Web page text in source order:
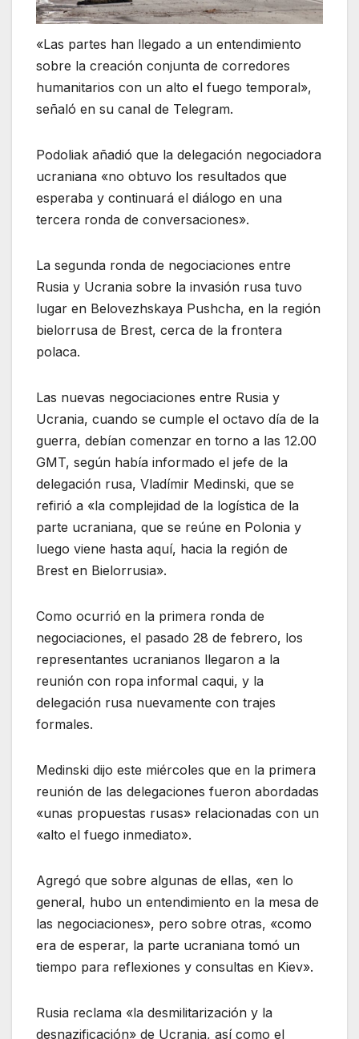
«Las partes han llegado a un entendimiento
sobre la creación conjunta de corredores
humanitarios con un alto el fuego temporal»,
señaló en su canal de Telegram.
Podoliak añadió que la delegación negociadora
ucraniana «no obtuvo los resultados que
esperaba y continuará el diálogo en una
tercera ronda de conversaciones».
La segunda ronda de negociaciones entre
Rusia y Ucrania sobre la invasión rusa tuvo
lugar en Belovezhskaya Pushcha, en la región
bielorrusa de Brest, cerca de la frontera
polaca.
Las nuevas negociaciones entre Rusia y
Ucrania, cuando se cumple el octavo día de la
guerra, debían comenzar en torno a las 12.00
GMT, según había informado el jefe de la
delegación rusa, Vladímir Medinski, que se
refirió a «la complejidad de la logística de la
parte ucraniana, que se reúne en Polonia y
luego viene hasta aquí, hacia la región de
Brest en Bielorrusia».
Como ocurrió en la primera ronda de
negociaciones, el pasado 28 de febrero, los
representantes ucranianos llegaron a la
reunión con ropa informal caqui, y la
delegación rusa nuevamente con trajes
formales.
Medinski dijo este miércoles que en la primera
reunión de las delegaciones fueron abordadas
«unas propuestas rusas» relacionadas con un
«alto el fuego inmediato».
Agregó que sobre algunas de ellas, «en lo
general, hubo un entendimiento en la mesa de
las negociaciones», pero sobre otras, «como
era de esperar, la parte ucraniana tomó un
tiempo para reflexiones y consultas en Kiev».
Rusia reclama «la desmilitarización y la
desnazificación» de Ucrania, así como el